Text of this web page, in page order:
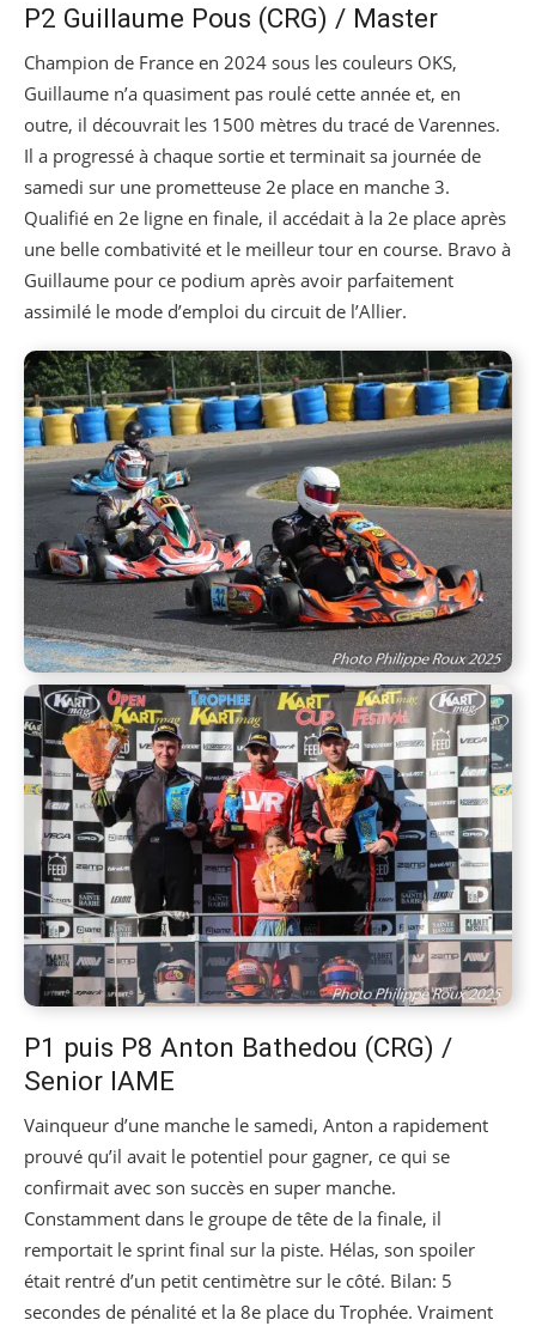
P2 Guillaume Pous (CRG) / Master
Champion de France en 2024 sous les couleurs OKS,
Guillaume n’a quasiment pas roulé cette année et, en
outre, il découvrait les 1500 mètres du tracé de Varennes.
Il a progressé à chaque sortie et terminait sa journée de
samedi sur une prometteuse 2e place en manche 3.
Qualifié en 2e ligne en finale, il accédait à la 2e place après
une belle combativité et le meilleur tour en course. Bravo à
Guillaume pour ce podium après avoir parfaitement
assimilé le mode d’emploi du circuit de l’Allier.
P1 puis P8 Anton Bathedou (CRG) /
Senior IAME
Vainqueur d’une manche le samedi, Anton a rapidement
prouvé qu’il avait le potentiel pour gagner, ce qui se
confirmait avec son succès en super manche.
Constamment dans le groupe de tête de la finale, il
remportait le sprint final sur la piste. Hélas, son spoiler
était rentré d’un petit centimètre sur le côté. Bilan: 5
secondes de pénalité et la 8e place du Trophée. Vraiment